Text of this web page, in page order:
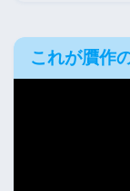
これが贋作